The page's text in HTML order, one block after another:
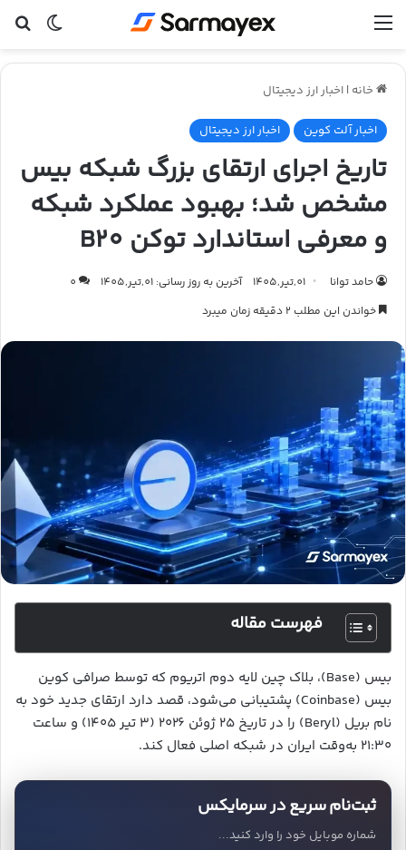
منو
خانه | اخبار ارز دیجیتال
اخبار آلت کوین اخبار ارز دیجیتال
تاریخ اجرای ارتقای بزرگ شبکه بیس
مشخص شد؛ بهبود عملکرد شبکه
و معرفی استاندارد توکن B20
حامد توانا 01,تیر,1405 آخرین به روز رسانی: 01,تیر,1405
0
خواندن این مطلب 2 دقیقه زمان میبرد
فهرست مقاله
بیس (Base)، بلاک چین لایه دوم اتریوم که توسط صرافی کوین
بیس (Coinbase) پشتیبانی می‌شود، قصد دارد ارتقای جدید خود به
نام بریل (Beryl) را در تاریخ ۲۵ ژوئن ۲۰۲۶ (۳ تیر ۱۴۰۵) و ساعت
۲۱:۳۰ به‌وقت ایران در شبکه اصلی فعال کند.
ثبت‌نام سریع در سرمایکس
شماره موبایل خود را وارد کنید...